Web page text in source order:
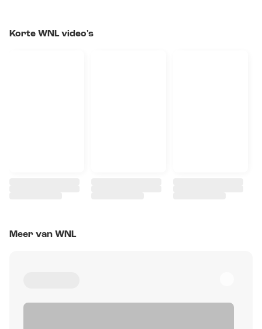
Korte WNL video's
Meer van WNL